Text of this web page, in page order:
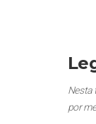
Nesta
por